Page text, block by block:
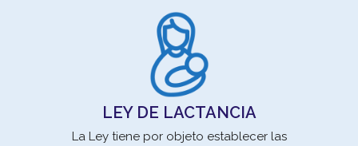
LEY DE LACTANCIA
La Ley tiene por objeto establecer las